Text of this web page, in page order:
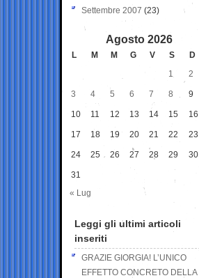
Settembre 2007 (23)
Agosto 2026
L M M G V S
D
1
2
3 4 5 6 7 8 9
10 11 12 13 14 15 16
17 18 19 20 21 22 23
24 25 26 27 28 29 30
31
« Lug
Leggi gli ultimi articoli
inseriti
GRAZIE GIORGIA! L’UNICO
EFFETTO CONCRETO DELLA